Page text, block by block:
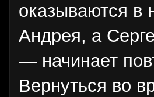
оказываются в
Андрея, а
— начинает
Вернуться во